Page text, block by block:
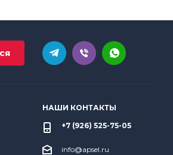
НАШИ КОНТАКТЫ
+7 (926) 525-75-05
info@apsel.ru